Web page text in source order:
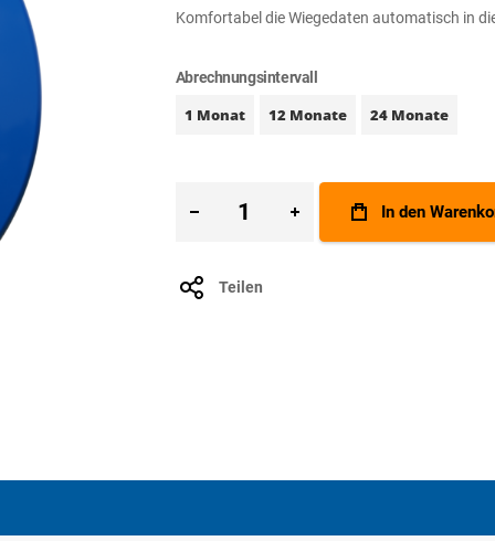
Komfortabel die Wiegedaten automatisch in
Abrechnungsintervall
1 Monat 12 Monate 24 Monate
In den
Teilen